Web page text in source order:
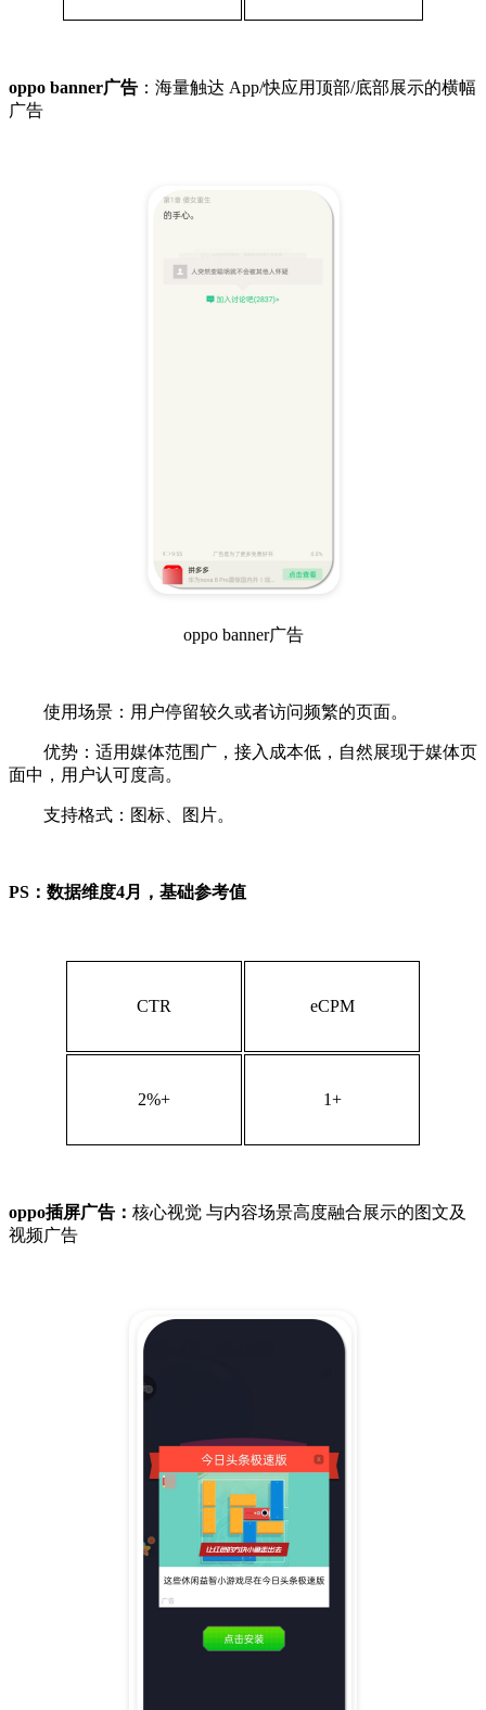
oppo banner广告 ：海量触达 App/快应用顶部/底部展示的横幅
广告
oppo banner广告
使用场景：用户停留较久或者访问频繁的页面。
优势：适用媒体范围广，接入成本低，自然展现于媒体页
面中，用户认可度高。
支持格式：图标、图片。
PS：数据维度4月，基础参考值
CTR eCPM
2%+ 1+
oppo插屏广告： 核心视觉 与内容场景高度融合展示的图文及
视频广告